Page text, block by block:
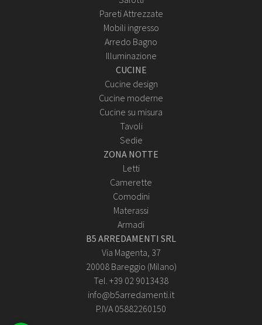
Pareti Attrezzate
Mobili ingresso
Arredo Bagno
Illuminazione
CUCINE
Cucine design
Cucine moderne
Cucine su misura
Tavoli
Sedie
ZONA NOTTE
Letti
Camerette
Comodini
Materassi
Armadi
B5 ARREDAMENTI SRL
Via Magenta, 37
20008 Bareggio (Milano)
Tel. +39 02 9013438
info@b5arredamenti.it
P.IVA 05882260150